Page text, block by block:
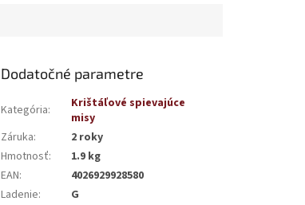
Dodatočné parametre
Kategória:
Krištáľové spievajúce
misy
Záruka:
2 roky
Hmotnosť:
1.9 kg
EAN:
4026929928580
Ladenie:
G